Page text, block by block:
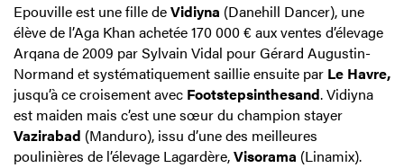
Epouville est une fille deVidiyna (Danehill Dancer), une
élève de l’Aga Khan achetée 170 000 € aux ventes d’élevage
Arqana de 2009 par Sylvain Vidal pour Gérard Augustin-
Normand et systématiquement saillie ensuite par Le Havre,
jusqu’à ce croisement avec Footstepsinthesand. Vidiyna
est maiden mais c’est une sœur du champion stayer
Vazirabad (Manduro), issu d’une des meilleures
poulinières de l’élevage Lagardère,Visorama (Linamix).